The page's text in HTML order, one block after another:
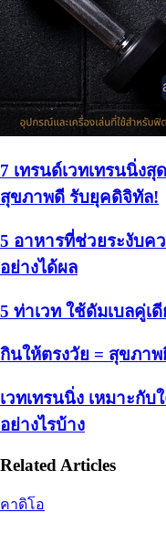
7 เทรนด์เวทเทรนนิ่ง
สุขภาพดี รับยุคดิจิทัล!
5 อาหารที่ช่วยระงับค
อย่างได้ผล
5 ท่าเวท ใช้ดัมเบลคู่เ
กินให้ตรงวัย = สุขภา
เวทเทรนนิ่ง เหมาะกับ
อย่างไรบ้าง
Related Articles
คาดิโอ